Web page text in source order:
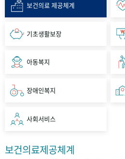
보건의료 제공체계
기초생활보장
아동복지
장애인복지
사회서비스
보건의료제공체계